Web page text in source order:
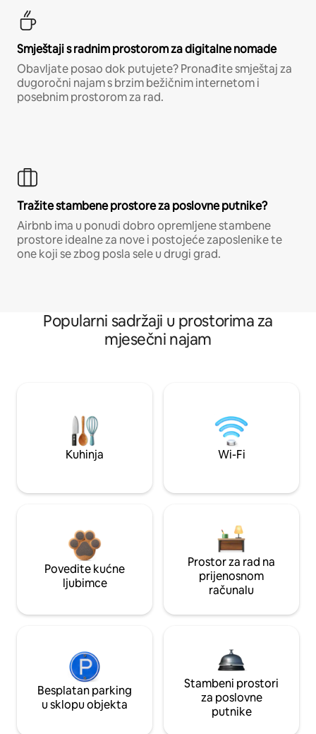
Smještaji s radnim prostorom za digitalne nomade
Obavljate posao dok putujete? Pronađite smještaj za
dugoročni najam s brzim bežičnim internetom i
posebnim prostorom za rad.
Tražite stambene prostore za poslovne putnike?
Airbnb ima u ponudi dobro opremljene stambene
prostore idealne za nove i postojeće zaposlenike te
one koji se zbog posla sele u drugi grad.
Popularni sadržaji u prostorima za
mjesečni najam
Kuhinja Wi-Fi
Povedite kućne
ljubimce
Prostor za rad na
prijenosnom
računalu
Besplatan parking
u sklopu objekta
Stambeni prostori
za poslovne
putnike